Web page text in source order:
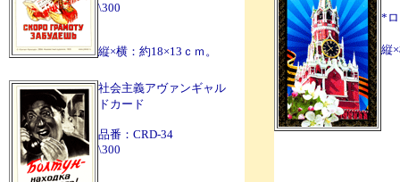
\300
縦×横：約18×13ｃｍ。
社会主義アヴァンギャル
ドカード
品番：CRD-34
\300
*ロ
縦